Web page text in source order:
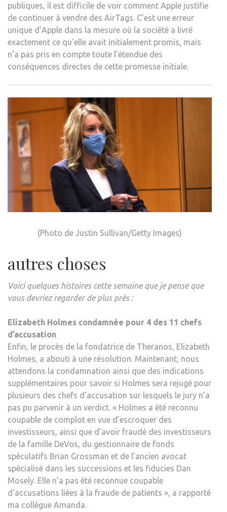
publiques, il est difficile de voir comment Apple justifie
de continuer à vendre des AirTags. C’est une erreur
unique d’Apple dans la mesure où la société a livré
exactement ce qu’elle avait initialement promis, mais
n’a pas pris en compte toute l’étendue des
conséquences directes de cette promesse initiale.
(Photo de Justin Sullivan/Getty Images)
autres choses
Voici quelques histoires cette semaine que je pense que
vous devriez regarder de plus près :
Elizabeth Holmes condamnée pour 4 des 11 chefs
d’accusation
Enfin, le procès de la fondatrice de Theranos, Elizabeth
Holmes, a abouti à une résolution. Maintenant, nous
attendons la condamnation ainsi que des indications
supplémentaires pour savoir si Holmes sera rejugé pour
plusieurs des chefs d’accusation sur lesquels le jury n’a
pas pu parvenir à un verdict. « Holmes a été reconnu
coupable de complot en vue d’escroquer des
investisseurs, ainsi que d’avoir fraudé des investisseurs
de la famille DeVos, du gestionnaire de fonds
spéculatifs Brian Grossman et de l’ancien avocat
spécialisé dans les successions et les fiducies Dan
Mosely. Elle n’a pas été reconnue coupable
d’accusations liées à la fraude de patients », a rapporté
ma collègue Amanda.